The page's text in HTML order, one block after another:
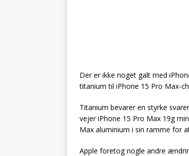
Der er ikke noget galt med
titanium til iPhone 15 Pro Max-
Titanium bevarer en styrke
vejer iPhone 15 Pro Max 19g
Max aluminium i sin ramme for
Apple foretog nogle andre